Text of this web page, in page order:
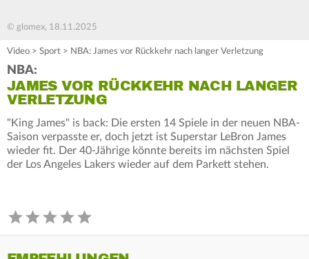
© glomex, 18.11.2025
Video > Sport > NBA: James vor Rückkehr nach langer Verletzung
NBA:
JAMES VOR RÜCKKEHR NACH LANGER
VERLETZUNG
"King James" is back: Die ersten 14 Spiele in der neuen NBA-
Saison verpasste er, doch jetzt ist Superstar LeBron James
wieder fit. Der 40-Jährige könnte bereits im nächsten Spiel
der Los Angeles Lakers wieder auf dem Parkett stehen.